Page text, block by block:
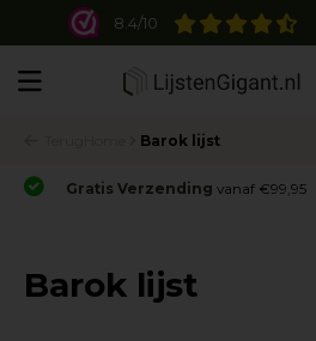
8.4/10
Barok lijst
Gratis Verzending vanaf €99,95
Barok lijst